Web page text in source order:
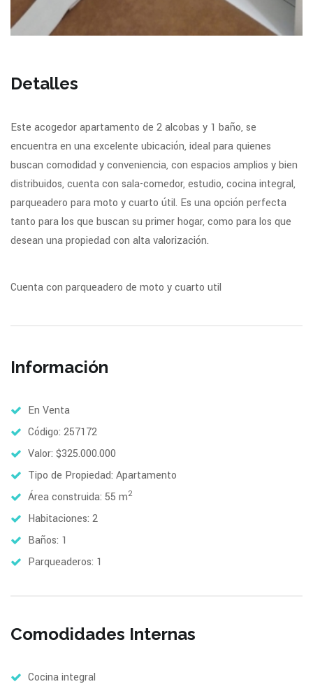
Detalles
Este acogedor apartamento de 2 alcobas y 1 baño, se
encuentra en una excelente ubicación, ideal para quienes
buscan comodidad y conveniencia, con espacios amplios y bien
distribuidos, cuenta con sala-comedor, estudio, cocina integral,
parqueadero para moto y cuarto útil. Es una opción perfecta
tanto para los que buscan su primer hogar, como para los que
desean una propiedad con alta valorización.
Cuenta con parqueadero de moto y cuarto util
Información
En Venta
Código: 257172
Valor: $325.000.000
Tipo de Propiedad: Apartamento
Área construida: 55 m2
Habitaciones: 2
Baños: 1
Parqueaderos: 1
Comodidades Internas
Cocina integral